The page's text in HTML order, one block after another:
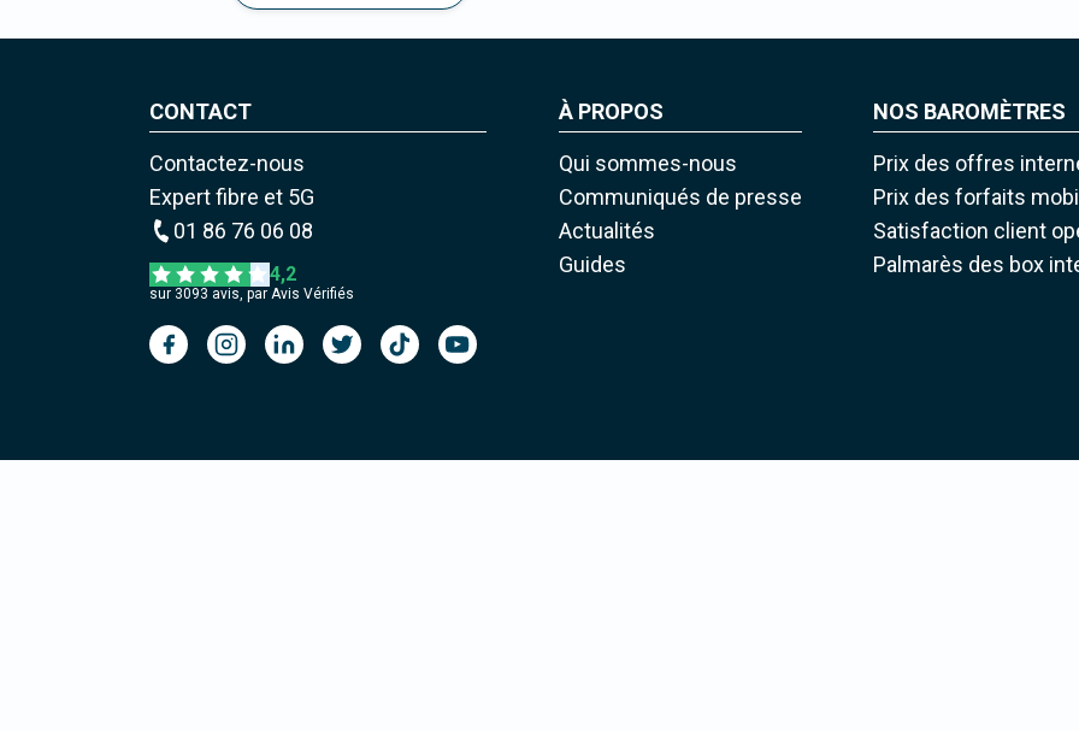
CONTACT
Contactez-nous
Expert fibre et 5G
01 86 76 06 08
4,2
sur 3093 avis, par Avis Vérifiés
À PROPOS
Qui sommes-nous
Communiqués de presse
Actualités
Guides
NOS BAROMÈTRES
Prix des offres
Prix des forfaits
Satisfaction client
Palmarès des box